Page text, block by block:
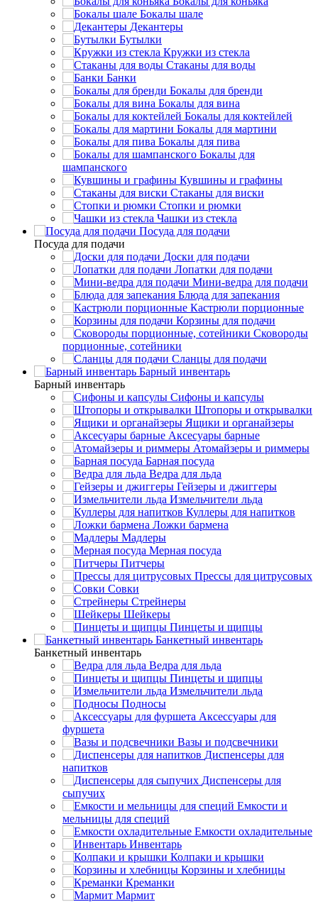
Бокалы шале
Декантеры
Бутылки
Кружки из стекла
Стаканы для воды
Банки
Бокалы для бренди
Бокалы для вина
Бокалы для коктейлей
Бокалы для мартини
Бокалы для пива
Бокалы для
шампанского
Кувшины и графины
Стаканы для виски
Стопки и рюмки
Чашки из стекла
Посуда для подачи
Посуда для подачи
Доски для подачи
Лопатки для подачи
Мини-ведра для подачи
Блюда для запекания
Кастрюли порционные
Корзины для подачи
Сковороды
порционные, сотейники
Сланцы для подачи
Барный инвентарь
Барный инвентарь
Сифоны и капсулы
Штопоры и открывалки
Ящики и органайзеры
Аксесуары барные
Атомайзеры и риммеры
Барная посуда
Ведра для льда
Гейзеры и джиггеры
Измельчители льда
Куллеры для напитков
Ложки бармена
Мадлеры
Мерная посуда
Питчеры
Прессы для цитрусовых
Совки
Стрейнеры
Шейкеры
Пинцеты и щипцы
Банкетный инвентарь
Банкетный инвентарь
Ведра для льда
Пинцеты и щипцы
Измельчители льда
Подносы
Аксессуары для
фуршета
Вазы и подсвечники
Диспенсеры для
напитков
Диспенсеры для
сыпучих
Емкости и
мельницы для специй
Емкости охладительные
Инвентарь
Колпаки и крышки
Корзины и хлебницы
Креманки
Мармит